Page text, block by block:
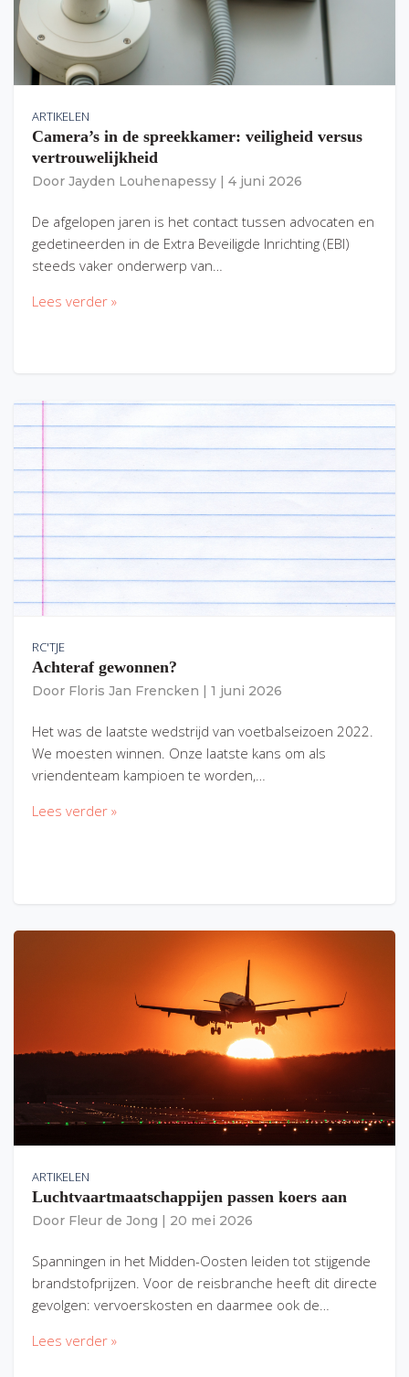
ARTIKELEN
Camera’s in de spreekkamer: veiligheid versus
vertrouwelijkheid
Door Jayden Louhenapessy 4 juni 2026
De afgelopen jaren is het contact tussen advocaten en
gedetineerden in de Extra Beveiligde Inrichting (EBI)
steeds vaker onderwerp van…
Lees verder »
RC'TJE
Achteraf gewonnen?
Door Floris Jan Frencken 1 juni 2026
Het was de laatste wedstrijd van voetbalseizoen 2022.
We moesten winnen. Onze laatste kans om als
vriendenteam kampioen te worden,…
Lees verder »
ARTIKELEN
Luchtvaartmaatschappijen passen koers aan
Door Fleur de Jong 20 mei 2026
Spanningen in het Midden-Oosten leiden tot stijgende
brandstofprijzen. Voor de reisbranche heeft dit directe
gevolgen: vervoerskosten en daarmee ook de…
Lees verder »